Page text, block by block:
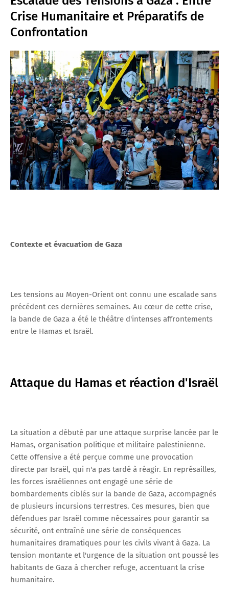
Crise Humanitaire et Préparatifs de
Confrontation
Contexte et évacuation de Gaza
Les tensions au Moyen-Orient ont connu une escalade sans
précédent ces dernières semaines. Au cœur de cette crise,
la bande de Gaza a été le théâtre d'intenses affrontements
entre le Hamas et Israël.
Attaque du Hamas et réaction d'Israël
La situation a débuté par une attaque surprise lancée par le
Hamas, organisation politique et militaire palestinienne.
Cette offensive a été perçue comme une provocation
directe par Israël, qui n'a pas tardé à réagir. En représailles,
les forces israéliennes ont engagé une série de
bombardements ciblés sur la bande de Gaza, accompagnés
de plusieurs incursions terrestres. Ces mesures, bien que
défendues par Israël comme nécessaires pour garantir sa
sécurité, ont entraîné une série de conséquences
humanitaires dramatiques pour les civils vivant à Gaza. La
tension montante et l'urgence de la situation ont poussé les
habitants de Gaza à chercher refuge, accentuant la crise
humanitaire.